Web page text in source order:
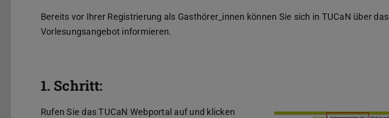
Bereits vor Ihrer Registrierung als Gasthörer_innen können Sie sich in TUCaN über das
Vorlesungsangebot informieren.
1. Schritt:
Rufen Sie das TUCaN Webportal auf und klicken